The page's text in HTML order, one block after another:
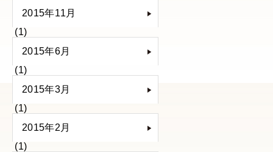
2015年11月
(1)
2015年6月
(1)
2015年3月
(1)
2015年2月
(1)